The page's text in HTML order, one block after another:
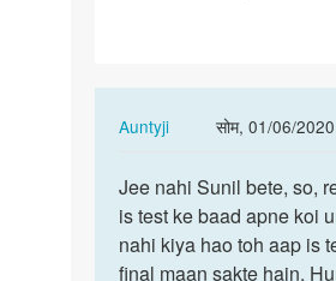
Auntyji
सोम, 01/06/
In
to
Mem
maine
1
Jee
nahi
Sunil
bete,
Jee nahi Sunil bete, so,
is test ke baad apne koi
nahi kiya hao toh aap is
final maan sakte hain.